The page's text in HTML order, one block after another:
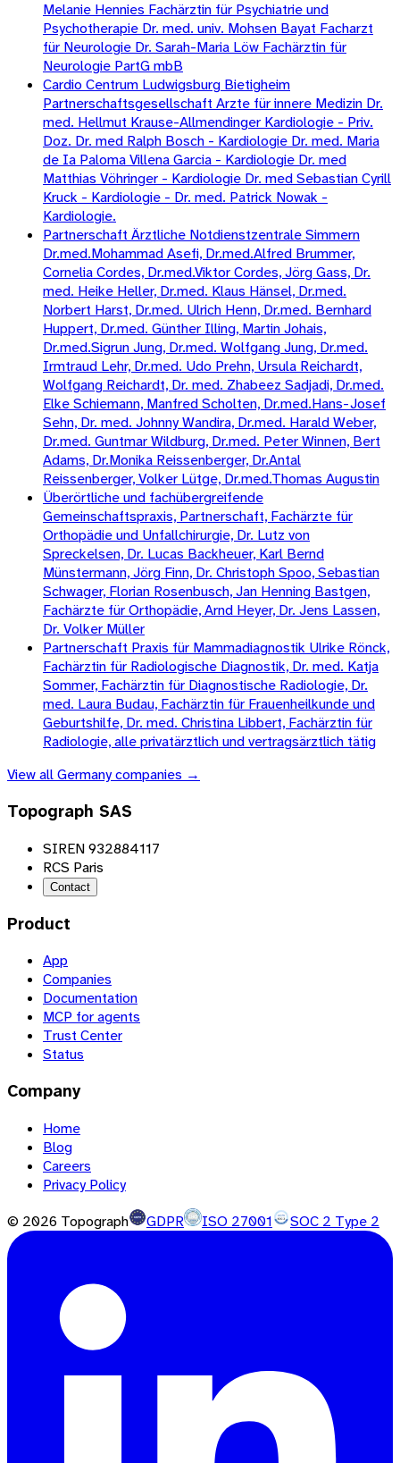
Melanie Hennies Fachärztin für Psychiatrie und
Psychotherapie Dr. med. univ. Mohsen Bayat Facharzt
für Neurologie Dr. Sarah-Maria Löw Fachärztin für
Neurologie PartG mbB
Cardio Centrum Ludwigsburg Bietigheim
Partnerschaftsgesellschaft Arzte für innere Medizin Dr.
med. Hellmut Krause-Allmendinger Kardiologie - Priv.
Doz. Dr. med Ralph Bosch - Kardiologie Dr. med. Maria
de Ia Paloma Villena Garcia - Kardiologie Dr. med
Matthias Vöhringer - Kardiologie Dr. med Sebastian Cyrill
Kruck - Kardiologie - Dr. med. Patrick Nowak -
Kardiologie.
Partnerschaft Ärztliche Notdienstzentrale Simmern
Dr.med.Mohammad Asefi, Dr.med.Alfred Brummer,
Cornelia Cordes, Dr.med.Viktor Cordes, Jörg Gass, Dr.
med. Heike Heller, Dr.med. Klaus Hänsel, Dr.med.
Norbert Harst, Dr.med. Ulrich Henn, Dr.med. Bernhard
Huppert, Dr.med. Günther Illing, Martin Johais,
Dr.med.Sigrun Jung, Dr.med. Wolfgang Jung, Dr.med.
Irmtraud Lehr, Dr.med. Udo Prehn, Ursula Reichardt,
Wolfgang Reichardt, Dr. med. Zhabeez Sadjadi, Dr.med.
Elke Schiemann, Manfred Scholten, Dr.med.Hans-Josef
Sehn, Dr. med. Johnny Wandira, Dr.med. Harald Weber,
Dr.med. Guntmar Wildburg, Dr.med. Peter Winnen, Bert
Adams, Dr.Monika Reissenberger, Dr.Antal
Reissenberger, Volker Lütge, Dr.med.Thomas Augustin
Überörtliche und fachübergreifende
Gemeinschaftspraxis, Partnerschaft, Fachärzte für
Orthopädie und Unfallchirurgie, Dr. Lutz von
Spreckelsen, Dr. Lucas Backheuer, Karl Bernd
Münstermann, Jörg Finn, Dr. Christoph Spoo, Sebastian
Schwager, Florian Rosenbusch, Jan Henning Bastgen,
Fachärzte für Orthopädie, Arnd Heyer, Dr. Jens Lassen,
Dr. Volker Müller
Partnerschaft Praxis für Mammadiagnostik Ulrike Rönck,
Fachärztin für Radiologische Diagnostik, Dr. med. Katja
Sommer, Fachärztin für Diagnostische Radiologie, Dr.
med. Laura Budau, Fachärztin für Frauenheilkunde und
Geburtshilfe, Dr. med. Christina Libbert, Fachärztin für
Radiologie, alle privatärztlich und vertragsärztlich tätig
View allGermanycompanies →
Topograph SAS
SIREN 932884117
RCS Paris
Contact
Product
App
Companies
Documentation
MCP for agents
Trust Center
Status
Company
Home
Blog
Careers
Privacy Policy
© 2026 Topograph GDPR ISO 27001 SOC 2 Type 2